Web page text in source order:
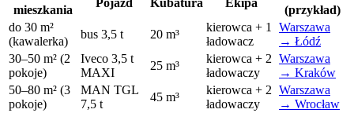
mieszkania
(przykład)
do 30 m²
(kawalerka)
bus 3,5 t 20 m³
kierowca + 1
ładowacz
Warszawa
→ Łódź
30–50 m² (2
pokoje)
Iveco 3,5 t
MAXI
25 m³
kierowca + 2
ładowaczy
Warszawa
→ Kraków
50–80 m² (3
pokoje)
MAN TGL
7,5 t
45 m³
kierowca + 2
ładowaczy
Warszawa
→ Wrocław